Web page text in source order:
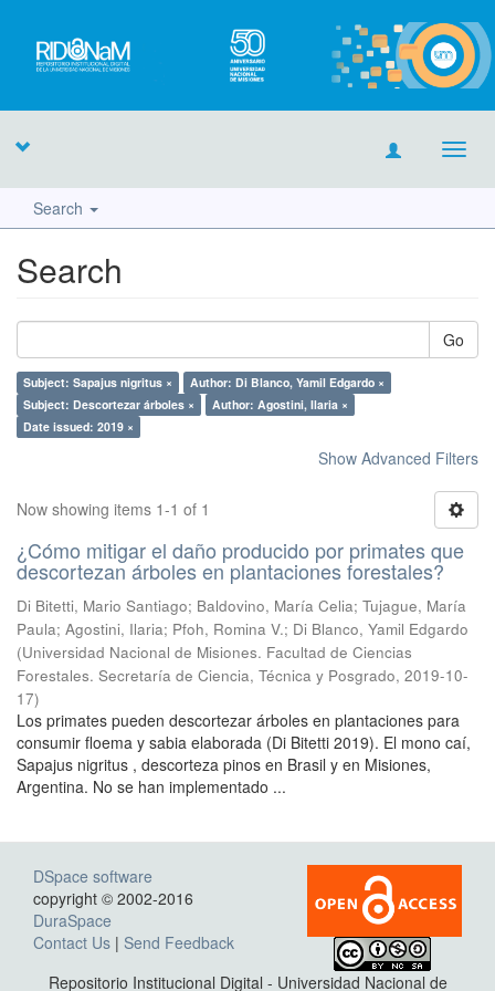
Search
Search
Go
Subject: Sapajus nigritus ×
Author: Di Blanco, Yamil Edgardo ×
Subject: Descortezar árboles ×
Author: Agostini, Ilaria ×
Date issued: 2019 ×
Show Advanced Filters
Now showing items 1-1 of 1
¿Cómo mitigar el daño producido por primates que
descortezan árboles en plantaciones forestales?
Di Bitetti, Mario Santiago; Baldovino, María Celia; Tujague, María
Paula; Agostini, Ilaria; Pfoh, Romina V.; Di Blanco, Yamil Edgardo
(Universidad Nacional de Misiones. Facultad de Ciencias
Forestales. Secretaría de Ciencia, Técnica y Posgrado, 2019-10-
17)
Los primates pueden descortezar árboles en plantaciones para
consumir floema y sabia elaborada (Di Bitetti 2019). El mono caí,
Sapajus nigritus , descorteza pinos en Brasil y en Misiones,
Argentina. No se han implementado ...
DSpace software
copyright © 2002-2016
DuraSpace
Contact Us | Send Feedback
Repositorio Institucional Digital - Universidad Nacional de